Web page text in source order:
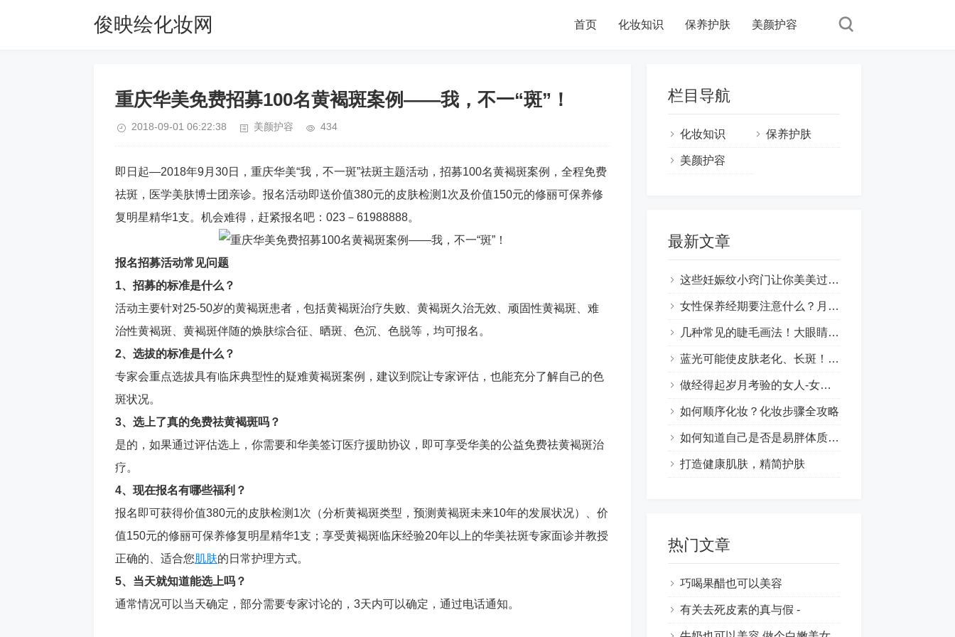
俊映绘化妆网 首页 化妆知识 保养护肤 美颜护容
重庆华美免费招募100名黄褐斑案例――我，不一“斑”！
2018-09-01 06:22:38 美颜护容 434
即日起—2018年9月30日，重庆华美“我，不一斑”祛斑主题活动，招募100名黄褐斑案例，全程免费
祛斑，医学美肤博士团亲诊。报名活动即送价值380元的皮肤检测1次及价值150元的修丽可保养修
复明星精华1支。机会难得，赶紧报名吧：023－61988888。
报名招募活动常见问题
1、招募的标准是什么？
活动主要针对25-50岁的黄褐斑患者，包括黄褐斑治疗失败、黄褐斑久治无效、顽固性黄褐斑、难
治性黄褐斑、黄褐斑伴随的焕肤综合征、晒斑、色沉、色脱等，均可报名。
2、选拔的标准是什么？
专家会重点选拔具有临床典型性的疑难黄褐斑案例，建议到院让专家评估，也能充分了解自己的色
斑状况。
3、选上了真的免费祛黄褐斑吗？
是的，如果通过评估选上，你需要和华美签订医疗援助协议，即可享受华美的公益免费祛黄褐斑治
疗。
4、现在报名有哪些福利？
报名即可获得价值380元的皮肤检测1次（分析黄褐斑类型，预测黄褐斑未来10年的发展状况）、价
值150元的修丽可保养修复明星精华1支；享受黄褐斑临床经验20年以上的华美祛斑专家面诊并教授
正确的、适合您肌肤的日常护理方式。
5、当天就知道能选上吗？
通常情况可以当天确定，部分需要专家讨论的，3天内可以确定，通过电话通知。
栏目导航
化妆知识 保养护肤
美颜护容
最新文章
这些妊娠纹小窍门让你美美过一天,妊娠纹怎样才能去掉 ！
女性保养经期要注意什么？月经期间如何保养皮肤？
几种常见的睫毛画法！大眼睛的时尚妆容技巧让你更漂亮
蓝光可能使皮肤老化、长斑！肌肤保养也要抗蓝光
做经得起岁月考验的女人-女性保养的意义
如何顺序化妆？化妆步骤全攻略
如何知道自己是否是易胖体质呢？
打造健康肌肤，精简护肤
热门文章
巧喝果醋也可以美容
有关去死皮素的真与假 -